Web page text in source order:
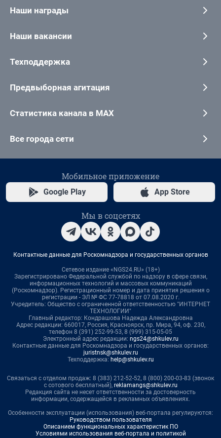
Наши награды
Наши вакансии
Техподдержка
Предвыборная агитация
Статистика канала в MAX
Все города сети
Мобильное приложение
Google Play App Store
Мы в соцсетях
Контактные данные для Роскомнадзора и государственных органов
Сетевое издание «NGS24.RU» (18+)
Зарегистрировано Федеральной службой по надзору в сфере связи,
информационных технологий и массовых коммуникаций
(Роскомнадзор). Регистрационный номер и дата принятия решения о
регистрации - ЭЛ № ФС 77-78818 от 07.08.2020 г.
Учредитель: Общество с ограниченной ответственностью "ИНТЕРНЕТ
ТЕХНОЛОГИИ"
Главный редактор: Кондрашова Надежда Александровна
Адрес редакции: 660017, Россия, Красноярск, пр. Мира, 94, оф. 230,
телефон 8 (391) 252-99-53, 8 (999) 315-05-05
Электронный адрес редакции: ngs24@shkulev.ru
Контактные данные для Роскомнадзора и государственных органов:
juristnsk@shkulev.ru
Техподдержка: help@shkulev.ru
Связаться с отделом продаж: 8 (383) 212-52-52, 8 (800) 200-03-83 (звонок
с сотового бесплатный), reklamangs@shkulev.ru
Редакция сайта не несет ответственности за достоверность
информации, содержащейся в рекламных объявлениях.
Особенности эксплуатации (использования) веб-портала регулируются:
Руководством пользователя
Описанием функциональных характеристик ПО
Условиями использования веб-портала и политикой